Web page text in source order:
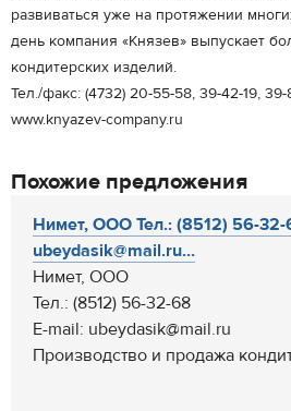
развиваться уже на протяжении
день компания «Князев» выпускает
кондитерских изделий.
Тел./факс: (4732) 20-55-58, 39-42-19, 39-
www.knyazev-company.ru
Похожие предложения
Нимет, ООО Тел.: (8512) 56-32-
ubeydasik@mail.ru...
Нимет, ООО
Тел.: (8512) 56-32-68
E-mail: ubeydasik@mail.ru
Производство и продажа